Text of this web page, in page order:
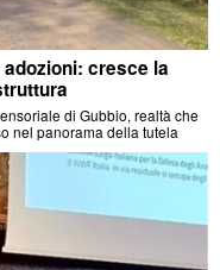
cresce la
di Gubbio, realtà che
nel panorama della tutela